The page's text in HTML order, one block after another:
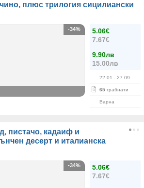
плюс трилогия сицилиански
5.06€
7.67€
9.90лв
15.00лв
22.01 - 27.09
65 грабнати
Варна
-34%
пистачо, кадаиф и
десерт и италианска
5.06€
7.67€
-34%